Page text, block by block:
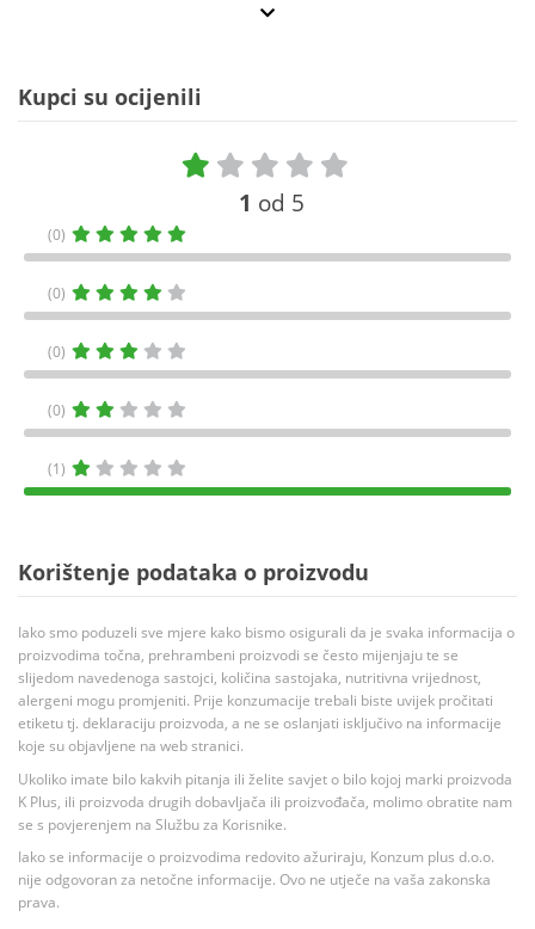
Kupci su ocijenili
1 od 5
(0)
(0)
(0)
(0)
(1)
Korištenje podataka o proizvodu
Iako smo poduzeli sve mjere kako bismo osigurali da je svaka informacija o
proizvodima točna, prehrambeni proizvodi se često mijenjaju te se
slijedom navedenoga sastojci, količina sastojaka, nutritivna vrijednost,
alergeni mogu promjeniti. Prije konzumacije trebali biste uvijek pročitati
etiketu tj. deklaraciju proizvoda, a ne se oslanjati isključivo na informacije
koje su objavljene na web stranici.
Ukoliko imate bilo kakvih pitanja ili želite savjet o bilo kojoj marki proizvoda
K Plus, ili proizvoda drugih dobavljača ili proizvođača, molimo obratite nam
se s povjerenjem na Službu za Korisnike.
Iako se informacije o proizvodima redovito ažuriraju, Konzum plus d.o.o.
nije odgovoran za netočne informacije. Ovo ne utječe na vaša zakonska
prava.